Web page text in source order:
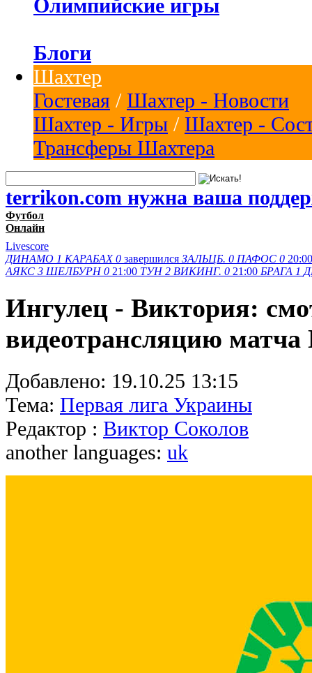
Олимпийские игры
Блоги
Шахтер
Гостевая / Шахтер - Новости
Шахтер - Игры / Шахтер -
Трансферы Шахтера
terrikon.com нужна ваша
Футбол
Онлайн
Livescore
ДИНАМО 1 КАРАБАХ 0 завершился ЗАЛЬЦБ. 0 ПАФОС 0 20:00
АЯКС 3 ШЕЛБУРН 0 21:00 ТУН 2 ВИКИНГ. 0 21:00 БРАГА 1
Ингулец - Виктория:
видеотрансляцию
Добавлено: 19.10.25 13:15
Тема: Первая лига Украины
Редактор : Виктор Соколов
another languages: uk